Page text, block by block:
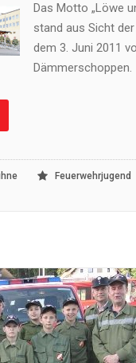
Das Motto „Löwe
stand aus Sicht
dem 3. Juni 2011
Dämmerschoppen.
Feuerwehrjugend